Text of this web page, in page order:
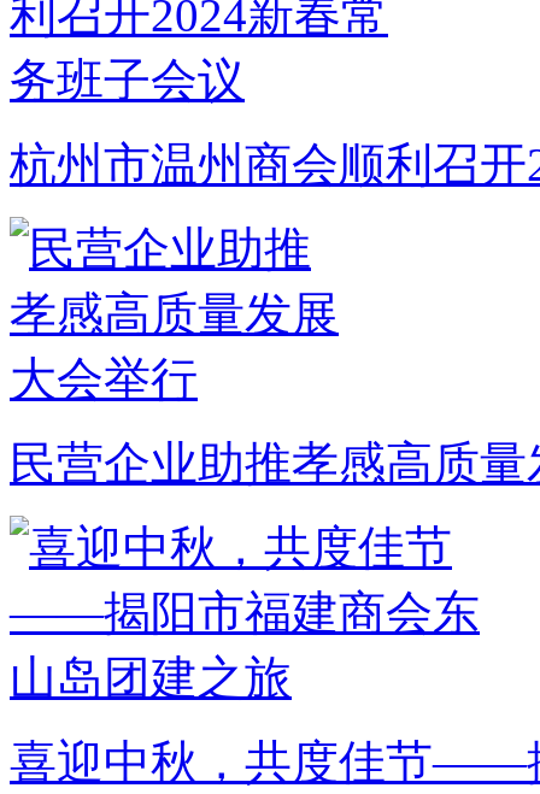
杭州市温州商会顺利召
民营企业助推孝感高质
喜迎中秋，共度佳节——